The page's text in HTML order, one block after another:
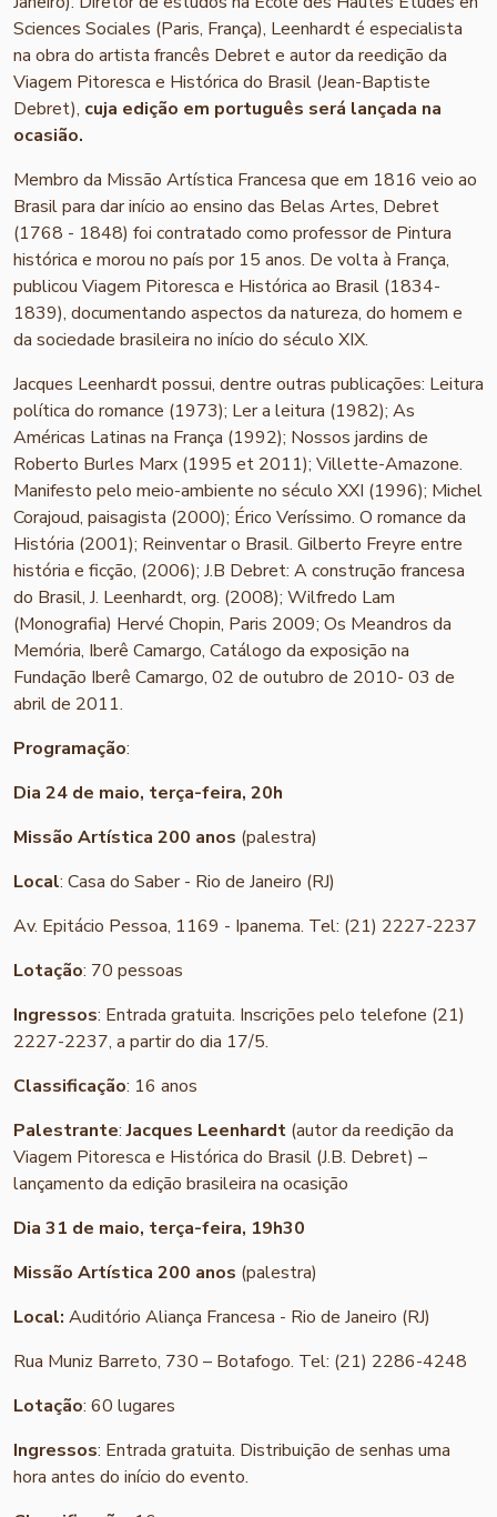
Sciences Sociales (Paris, França), Leenhardt é especialista
na obra do artista francês Debret e autor da reedição da
Viagem Pitoresca e Histórica do Brasil (Jean-Baptiste
Debret), cuja edição em português será lançada na
ocasião.
Membro da Missão Artística Francesa que em 1816 veio ao
Brasil para dar início ao ensino das Belas Artes, Debret
(1768 - 1848) foi contratado como professor de Pintura
histórica e morou no país por 15 anos. De volta à França,
publicou Viagem Pitoresca e Histórica ao Brasil (1834-
1839), documentando aspectos da natureza, do homem e
da sociedade brasileira no início do século XIX.
Jacques Leenhardt possui, dentre outras publicações: Leitura
política do romance (1973); Ler a leitura (1982); As
Américas Latinas na França (1992); Nossos jardins de
Roberto Burles Marx (1995 et 2011); Villette-Amazone.
Manifesto pelo meio-ambiente no século XXI (1996); Michel
Corajoud, paisagista (2000); Érico Veríssimo. O romance da
História (2001); Reinventar o Brasil. Gilberto Freyre entre
história e ficção, (2006); J.B Debret: A construção francesa
do Brasil, J. Leenhardt, org. (2008); Wilfredo Lam
(Monografia) Hervé Chopin, Paris 2009; Os Meandros da
Memória, Iberê Camargo, Catálogo da exposição na
Fundação Iberê Camargo, 02 de outubro de 2010- 03 de
abril de 2011.
Programação:
Dia 24 de maio, terça-feira, 20h
Missão Artística 200 anos (palestra)
Local: Casa do Saber - Rio de Janeiro (RJ)
Av. Epitácio Pessoa, 1169 - Ipanema. Tel: (21) 2227-2237
Lotação: 70 pessoas
Ingressos: Entrada gratuita. Inscrições pelo telefone (21)
2227-2237, a partir do dia 17/5.
Classificação: 16 anos
Palestrante:Jacques Leenhardt (autor da reedição da
Viagem Pitoresca e Histórica do Brasil (J.B. Debret) –
lançamento da edição brasileira na ocasição
Dia 31 de maio, terça-feira, 19h30
Missão Artística 200 anos (palestra)
Local: Auditório Aliança Francesa - Rio de Janeiro (RJ)
Rua Muniz Barreto, 730 – Botafogo. Tel: (21) 2286-4248
Lotação: 60 lugares
Ingressos: Entrada gratuita. Distribuição de senhas uma
hora antes do início do evento.